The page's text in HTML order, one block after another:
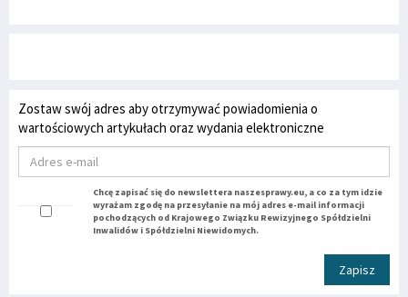
Zostaw swój adres aby otrzymywać powiadomienia o
wartościowych artykułach oraz wydania elektroniczne
Chcę zapisać się do newslettera naszesprawy.eu, a co za tym idzie
wyrażam zgodę na przesyłanie na mój adres e-mail informacji
pochodzących od Krajowego Związku Rewizyjnego Spółdzielni
Inwalidów i Spółdzielni Niewidomych.
Zapisz